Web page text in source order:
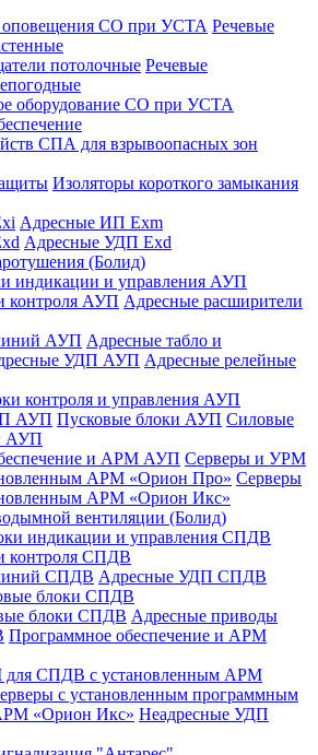
оповещения СО при УСТА Речевые
потолочные Речевые
оборудование СО при УСТА
СПА для взрывоопасных зон
Изоляторы короткого замыкания
Адресные ИП Exm
Адресные УДП Exd
(Болид)
индикации и управления АУП
контроля АУП Адресные расширители
АУП Адресные табло и
УДП АУП Адресные релейные
контроля и управления АУП
АУП Пусковые блоки АУП Силовые
АУП
и АРМ АУП Серверы и УРМ
АРМ «Орион Про» Серверы
АРМ «Орион Икс»
вентиляции (Болид)
индикации и управления СПДВ
контроля СПДВ
СПДВ Адресные УДП СПДВ
блоки СПДВ
блоки СПДВ Адресные приводы
Программное обеспечение и АРМ
СПДВ с установленным АРМ
с установленным программным
«Орион Икс» Неадресные УДП